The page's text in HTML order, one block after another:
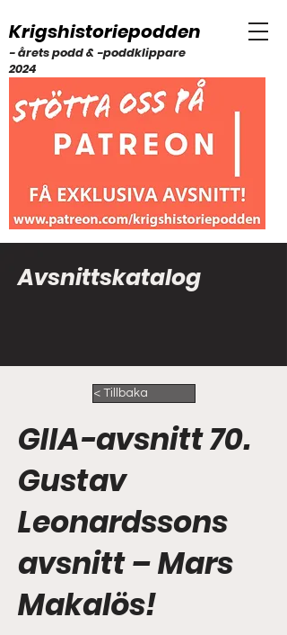
Krigshistoriepodden
- årets podd & -poddklippare
2024
Avsnittskatalog
< Tillbaka
GIIA-avsnitt 70.
Gustav
Leonardssons
avsnitt – Mars
Makalös!